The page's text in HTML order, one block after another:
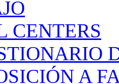
CENTERS
A